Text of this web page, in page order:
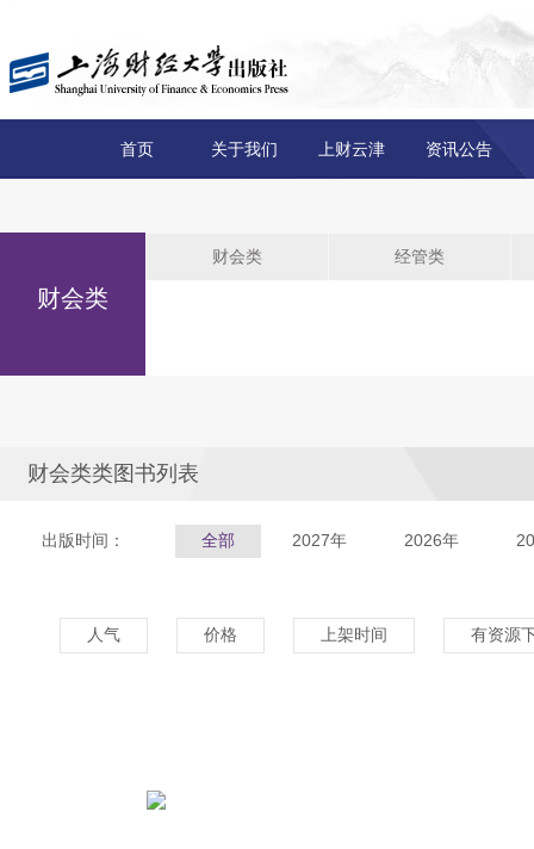
首页 关于我们 上财云津 资讯公告
财会类
财会类 经管类
财会类类图书列表
出版时间： 全部 2027年 2026年
人气 价格 上架时间 有资源